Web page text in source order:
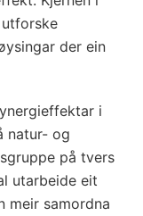
der ein
i
natur- og
på tvers
utarbeide eit
meir samordna